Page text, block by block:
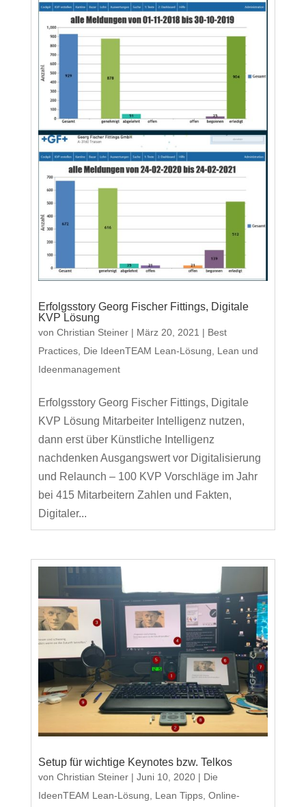
Erfolgsstory Georg Fischer Fittings, Digitale
KVP Lösung
von Christian Steiner| März 20, 2021 | Best
Practices, Die IdeenTEAM Lean-Lösung, Lean und
Ideenmanagement
Erfolgsstory Georg Fischer Fittings, Digitale
KVP Lösung Mitarbeiter Intelligenz nutzen,
dann erst über Künstliche Intelligenz
nachdenken Ausgangswert vor Digitalisierung
und Relaunch – 100 KVP Vorschläge im Jahr
bei 415 Mitarbeitern Zahlen und Fakten,
Digitaler...
Setup für wichtige Keynotes bzw. Telkos
von Christian Steiner| Juni 10, 2020| Die
IdeenTEAM Lean-Lösung
Lean Tipps, Online-